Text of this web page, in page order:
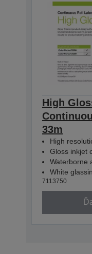
High
33m
High
Gloss inkjet
Waterborne
White
7113750